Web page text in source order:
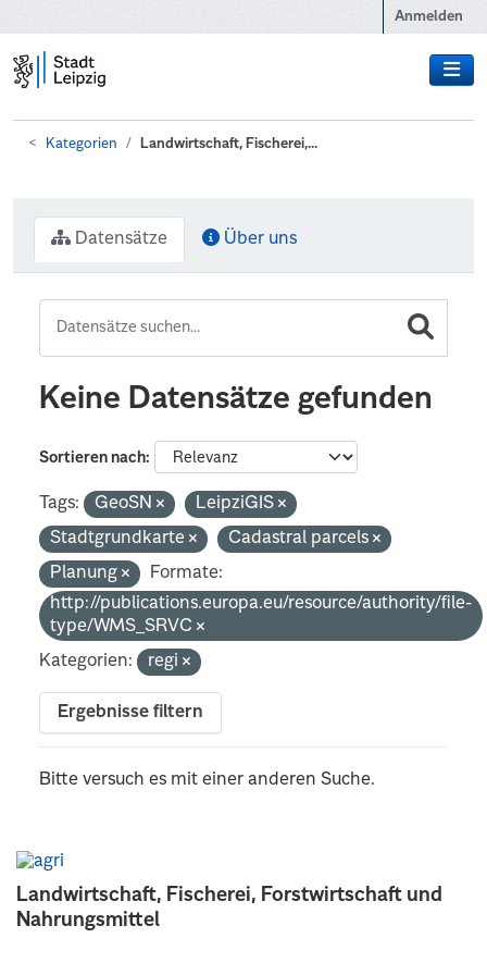
Anmelden
Kategorien Landwirtschaft, Fischerei,...
Landwirtschaft, Fischerei, Forstwirtschaft und
Nahrungsmittel
Datensätze Über uns
Keine Datensätze gefunden
Sortieren nach
Tags: GeoSN
LeipziGIS
Stadtgrundkarte
Cadastral parcels
Planung
Formate:
http://publications.europa.eu/resource/authority/file-
type/WMS_SRVC
Kategorien:
regi
Ergebnisse filtern
Bitte versuch es mit einer anderen Suche.